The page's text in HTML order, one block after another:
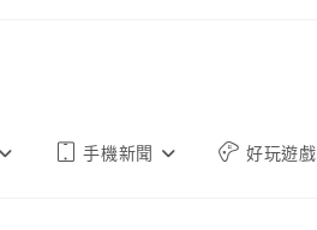
手機新聞 好玩遊戲